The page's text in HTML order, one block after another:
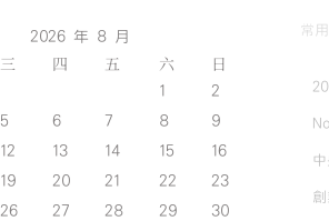
2026 年 8 月
三 四 五 六 日
1
2
5 6 7 8
9
12 13 14 15
16
19 20 21 22
23
26 27 28 29
30
常